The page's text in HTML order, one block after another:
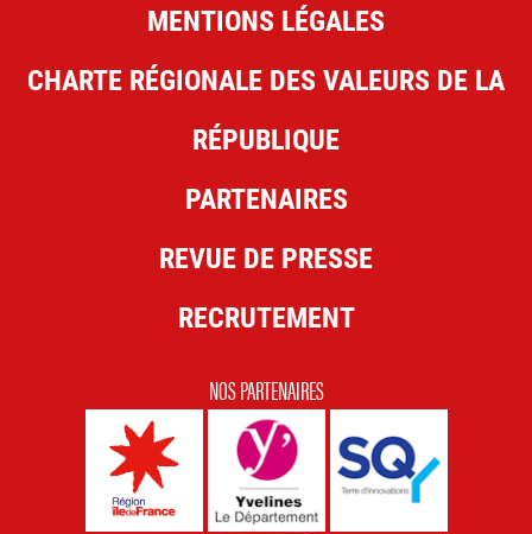
MENTIONS LÉGALES
CHARTE RÉGIONALE DES VALEURS DE LA
RÉPUBLIQUE
PARTENAIRES
REVUE DE PRESSE
RECRUTEMENT
NOS PARTENAIRES